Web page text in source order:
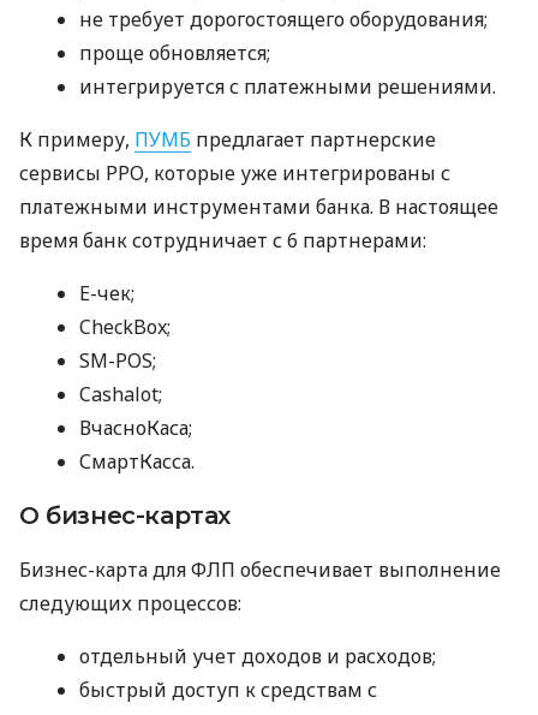
не требует дорогостоящего оборудования;
проще обновляется;
интегрируется с платежными решениями.
К примеру, ПУМБ предлагает партнерские
сервисы РРО, которые уже интегрированы с
платежными инструментами банка. В настоящее
время банк сотрудничает с 6 партнерами:
E-чек;
CheckBox;
SM-POS;
Cashalot;
ВчасноКаса;
СмартКасса.
О бизнес-картах
Бизнес-карта для ФЛП обеспечивает выполнение
следующих процессов:
отдельный учет доходов и расходов;
быстрый доступ к средствам с